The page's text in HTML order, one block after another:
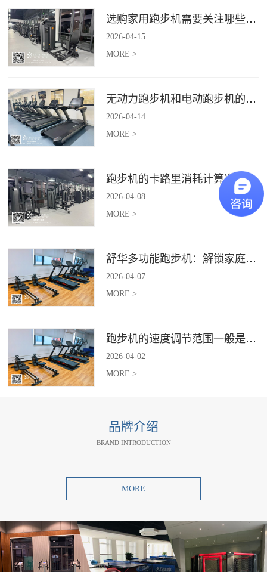
选购家用跑步机需要关注哪些核心参数？
2026-04-15
MORE >
无动力跑步机和电动跑步机的区别是什么？
2026-04-14
MORE >
跑步机的卡路里消耗计算准确吗？
2026-04-08
MORE >
舒华多功能跑步机：解锁家庭健身新体验（体楷体育）
2026-04-07
MORE >
跑步机的速度调节范围一般是多少？
2026-04-02
MORE >
品牌介绍
BRAND INTRODUCTION
MORE